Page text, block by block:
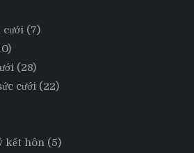
cưới (7)
(28)
cưới (22)
kết hôn (5)